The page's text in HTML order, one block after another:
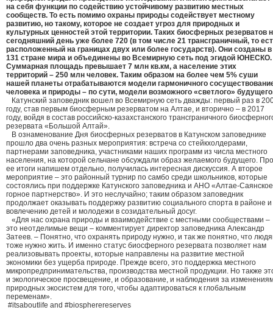
на себя функции по содействию устойчивому развитию местных
сообществ. То есть помимо охраны природы содействует местному
развитию, но такому, которое не создает угроз для природных и
культурных ценностей этой территории. Таких биосферных резерватов
сегодняшний день уже более 720 (в том числе 21 трансграничный, то
расположенный на границах двух или более государств). Они созданы в
131 стране мира и объединены во Всемирную сеть под эгидой ЮНЕСКО.
Суммарная площадь превышает 7 млн кв.км, а население этих
территорий – 250 млн человек. Таким образом на более чем 5% суши
нашей планеты отрабатываются модели гармоничного
человека и природы – по сути, модели возможного «светлого»
Катунский заповедник вошел во Всемирную сеть дважды: первый раз в
году, став первым биосферным резерватом на Алтае, и вторично – в 2017
году, войдя в состав российско-казахстанского трансграничного
резервата «Большой Алтай».
В ознаменование Дня биосферных резерватов в Катунском заповеднике
прошло два очень разных мероприятия: встреча со стейкхолдерами,
партнерами заповедника, участниками наших программ из числа местного
населения, на которой сельчане обсуждали образ желаемого будущего. Про
ее итоги напишем отдельно, получилась интересная дискуссия. А второе
мероприятие – это районный турнир по самбо среди школьников, которые
состоялись при поддержке Катунского заповедника и АНО «Алтае-Саянское
горное партнерство». И это неслучайно; таким образом заповедник
продолжает оказывать поддержку развитию социального спорта в районе и
вовлечению детей и молодежи в созидательный досуг.
«Для нас охрана природы и взаимодействие с местными сообществами –
это неотделимые вещи – комментирует директор заповедника Александр
Затеев. – Понятно, что охранять природу нужно, и так же понятно, что
тоже нужно жить. И именно статус биосферного резервата позволяет нам
реализовывать проекты, которые направлены на развитие местной
экономики без ущерба природе. Прежде всего, это поддержка местного
микропредпринимательства, производства местной продукции. Но также
и экологическое просвещение, и образование, и наблюдения за
природных экосистем для того, чтобы адаптироваться к глобальным
переменам».
#itsaboutlife and #biospherereserves